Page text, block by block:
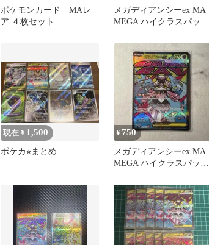
ポケモンカード MAレ
ア ４枚セット
メガディアンシーex MA
MEGA ハイクラスパック
現在 ¥ 1,500
ポケカ⭐︎まとめ
¥750
メガディアンシーex MA
MEGA ハイクラスパック